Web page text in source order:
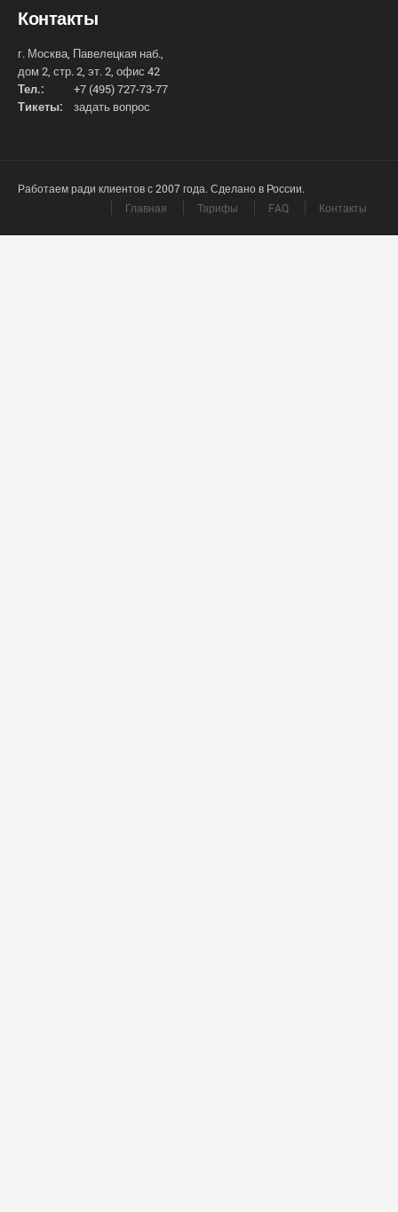
Контакты
г. Москва, Павелецкая наб.,
дом 2, стр. 2, эт. 2, офис 42
Тел.:
+7 (495) 727-73-77
Тикеты:
задать вопрос
Работаем ради клиентов с 2007 года. Сделано в России.
Главная
Тарифы FAQ Контакты